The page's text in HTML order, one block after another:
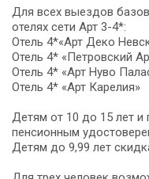
Для всех выездов
отелях сети Арт 3-4*:
Отель 4*«Арт Деко
Отель 4* «Петровский
Отель 4* «Арт Нуво
Отель 4* «Арт Карелия»
Детям от 10 до 15 лет и
пенсионным
Детям до 9,99 лет